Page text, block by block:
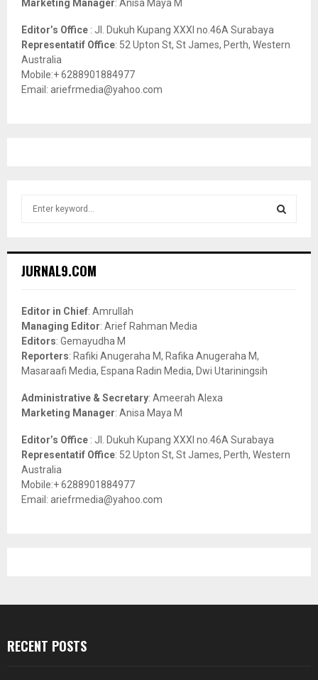
Marketing Manager: Anisa Maya M
Editor’s Office : Jl. Dukuh Kupang XXXI no.46A Surabaya
Representatif Office: 52 Upton St, St James, Perth, Western
Australia
Mobile:+ 6288901884977
Email: ariefrmedia@yahoo.com
h
o
r
:
JURNAL9.COM
Editor in Chief: Amrullah
Managing Editor: Arief Rahman Media
Editors: Gemayudha M
Reporters: Rafiki Anugeraha M, Rafika Anugeraha M,
Masaraafi Media, Espana Radin Media, Dwi Utariningsih
Administrative & Secretary: Ameerah Alexa
Marketing Manager: Anisa Maya M
Editor’s Office : Jl. Dukuh Kupang XXXI no.46A Surabaya
Representatif Office: 52 Upton St, St James, Perth, Western
Australia
Mobile:+ 6288901884977
Email: ariefrmedia@yahoo.com
RECENT POSTS